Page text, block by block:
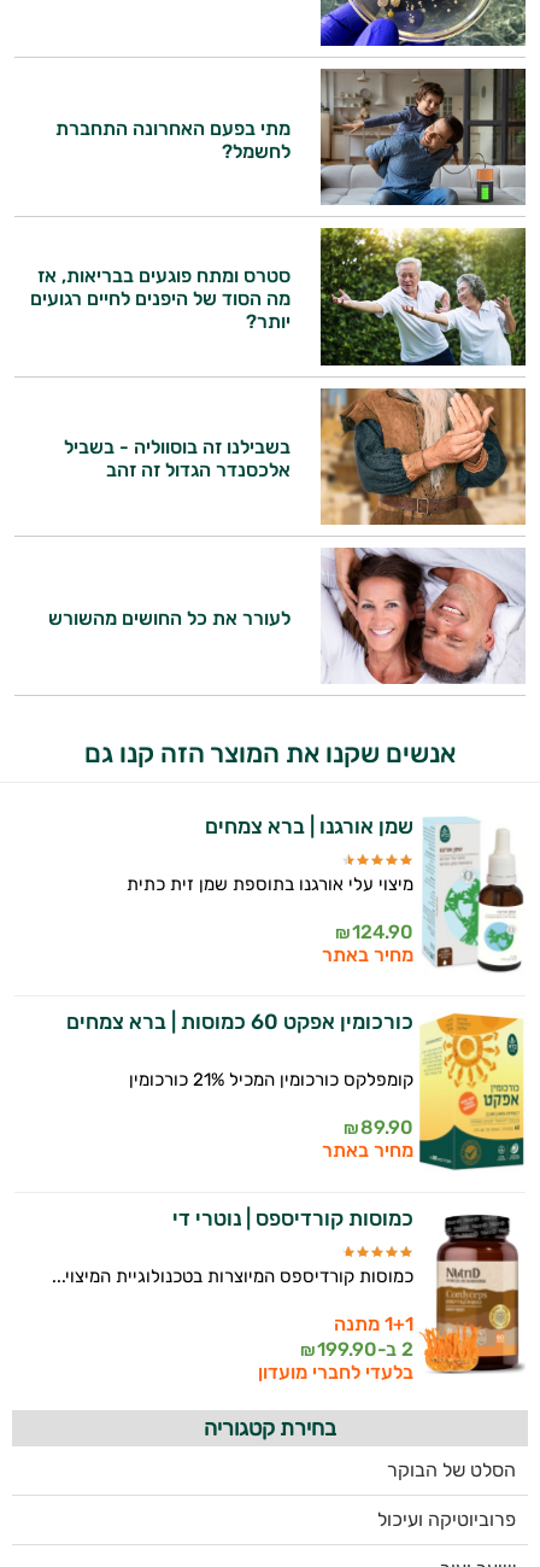
מתי בפעם האחרונה התחברת
לחשמל?
סטרס ומתח פוגעים בבריאות, אז
מה הסוד של היפנים לחיים רגועים
יותר?
בשבילנו זה בוסווליה - בשביל
אלכסנדר הגדול זה זהב
לעורר את כל החושים מהשורש
אנשים שקנו את המוצר הזה קנו גם
שמן אורגנו | ברא צמחים
מיצוי עלי אורגנו בתוספת שמן זית כתית
124.90
₪
מחיר באתר
כורכומין אפקט 60 כמוסות | ברא צמחים
קומפלקס כורכומין המכיל 21% כורכומין
89.90
₪
מחיר באתר
כמוסות קורדיספס | נוטרי די
כמוסות קורדיספס המיוצרות בטכנולוגיית המיצוי...
1+1 מתנה
2 ב-
199.90
₪
בלעדי לחברי מועדון
בחירת קטגוריה
הסלט של הבוקר
פרוביוטיקה ועיכול
היי,
אני יועץ הבריאות האישי AI של טבע בריא.
התשובות שלי מבוססות על מאגרי מידע קליניים
וספרות מקצועית בתחומי הרפואה הטבעית
ותזונת הספורט.
אני כאן כדי לעזור לך להתאים את תוספי
התזונה ומוצרי הבריאות המדויקים למטרות
ולמצב הגופני שלך, ולהסביר לך אילו רכיבים
עובדים יחד כדי למקסם תוצאות גם בחיי היום
יום וגם בתחום הכושר והספורט.
המטרה שלי היא להתאים עבורך המלצות
אישיות מבוססות מדעית.
זה הזמן להתחיל. איך אוכל לעזור?